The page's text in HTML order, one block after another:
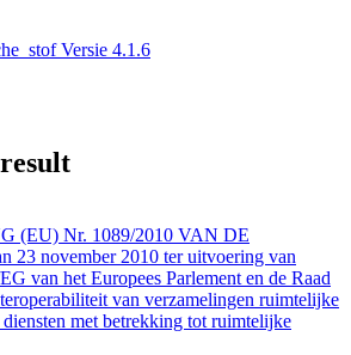
Versie 4.1.6
(EU) Nr. 1089/2010 VAN DE
23 november 2010 ter uitvoering van
van het Europees Parlement en de Raad
van verzamelingen ruimtelijke
diensten met betrekking tot ruimtelijke